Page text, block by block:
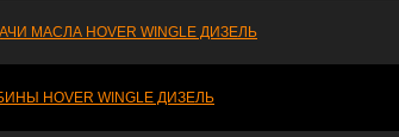
МАСЛА HOVER WINGLE ДИЗЕЛЬ
HOVER WINGLE ДИЗЕЛЬ